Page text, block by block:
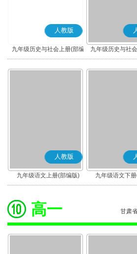
人教版
九年级历史与社会上册(部编
版)
九年级历史与社
版)
人教版
九年级语文上册(部编版) 九年级语文下
高一 甘肃